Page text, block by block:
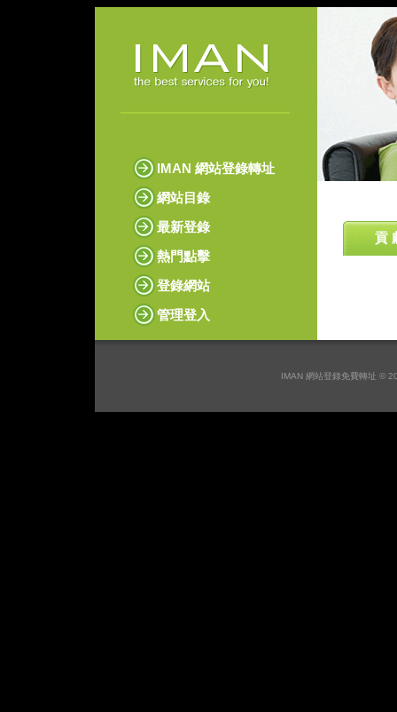
IMAN 網站登錄轉址
網站目錄
最新登錄
熱門點擊
登錄網站
管理登入
貢
IMAN 網站登錄免費轉址 ©